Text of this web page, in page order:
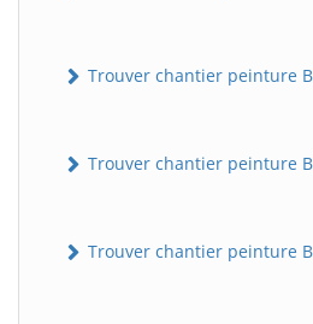
Trouver chantier peinture
Trouver chantier peinture
Trouver chantier peinture